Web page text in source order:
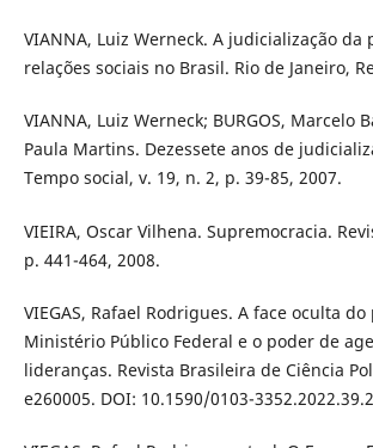
VIANNA, Luiz Werneck. A judicialização da
relações sociais no Brasil. Rio de Janeiro,
VIANNA, Luiz Werneck; BURGOS, Marcelo
Paula Martins. Dezessete anos de
Tempo social, v. 19, n. 2, p. 39-85, 2007.
VIEIRA, Oscar Vilhena. Supremocracia.
p. 441-464, 2008.
VIEGAS, Rafael Rodrigues. A face oculta
Ministério Público Federal e o poder de
lideranças. Revista Brasileira de Ciência
e260005. DOI: 10.1590/0103-